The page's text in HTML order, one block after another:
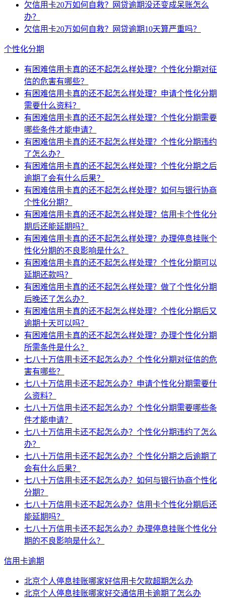
欠信用卡20万如何自救？网贷逾期没还变成呆账怎么
办？
欠信用卡20万如何自救？网贷逾期10天算严重吗？
个性化分期
有困难信用卡真的还不起怎么样处理？个性化分期对征
信的危害有哪些？
有困难信用卡真的还不起怎么样处理？申请个性化分期
需要什么资料？
有困难信用卡真的还不起怎么样处理？个性化分期需要
哪些条件才能申请？
有困难信用卡真的还不起怎么样处理？个性化分期违约
了怎么办？
有困难信用卡真的还不起怎么样处理？个性化分期之后
逾期了会有什么后果？
有困难信用卡真的还不起怎么样处理？如何与银行协商
个性化分期？
有困难信用卡真的还不起怎么样处理？信用卡个性化分
期后还能延期吗？
有困难信用卡真的还不起怎么样处理？办理停息挂账个
性化分期的不良影响是什么？
有困难信用卡真的还不起怎么样处理？个性化分期可以
延期还款吗？
有困难信用卡真的还不起怎么样处理？做了个性化分期
后晚还了怎么办？
有困难信用卡真的还不起怎么样处理？个性化分期后又
逾期十天可以吗？
有困难信用卡真的还不起怎么样处理？办理个性化分期
所需条件是什么？
七八十万信用卡还不起怎么办？个性化分期对征信的危
害有哪些？
七八十万信用卡还不起怎么办？申请个性化分期需要什
么资料？
七八十万信用卡还不起怎么办？个性化分期需要哪些条
件才能申请？
七八十万信用卡还不起怎么办？个性化分期违约了怎么
办？
七八十万信用卡还不起怎么办？个性化分期之后逾期了
会有什么后果？
七八十万信用卡还不起怎么办？如何与银行协商个性化
分期？
七八十万信用卡还不起怎么办？信用卡个性化分期后还
能延期吗？
七八十万信用卡还不起怎么办？办理停息挂账个性化分
期的不良影响是什么？
信用卡逾期
北京个人停息挂账哪家好信用卡欠款超期怎么办
北京个人停息挂账哪家好交通信用卡逾期了怎么办